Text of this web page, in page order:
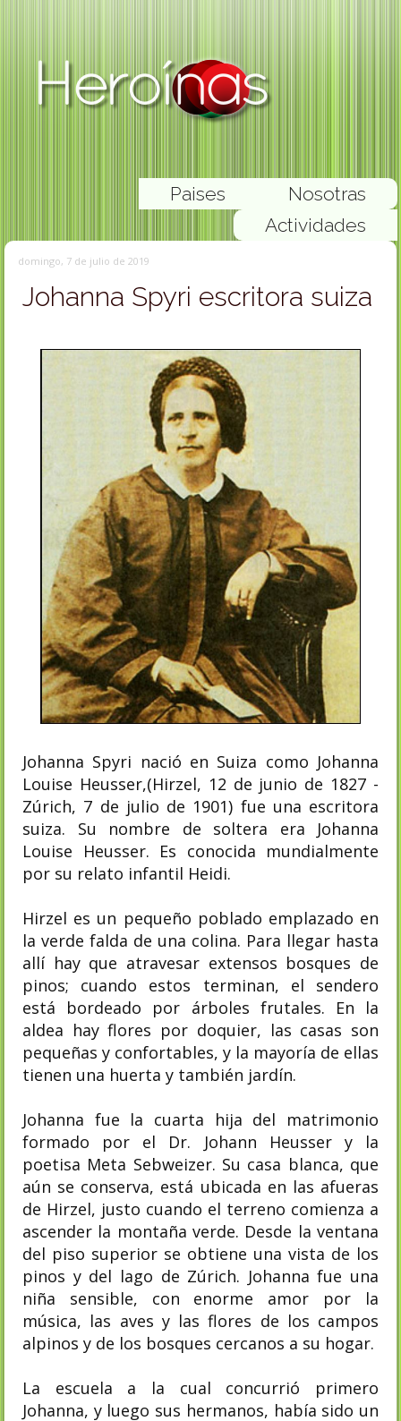
Nosotras
Paises
Actividades
domingo, 7 de julio de 2019
Johanna Spyri escritora suiza
Johanna Spyri nació en Suiza como Johanna
Louise Heusser,(Hirzel, 12 de junio de 1827 -
Zúrich, 7 de julio de 1901) fue una escritora
suiza. Su nombre de soltera era Johanna
Louise Heusser. Es conocida mundialmente
por su relato infantil Heidi.
Hirzel es un pequeño poblado emplazado en
la verde falda de una colina. Para llegar hasta
allí hay que atravesar extensos bosques de
pinos; cuando estos terminan, el sendero
está bordeado por árboles frutales. En la
aldea hay flores por doquier, las casas son
pequeñas y confortables, y la mayoría de ellas
tienen una huerta y también jardín.
Johanna fue la cuarta hija del matrimonio
formado por el Dr. Johann Heusser y la
poetisa Meta Sebweizer. Su casa blanca, que
aún se conserva, está ubicada en las afueras
de Hirzel, justo cuando el terreno comienza a
ascender la montaña verde. Desde la ventana
del piso superior se obtiene una vista de los
pinos y del lago de Zúrich. Johanna fue una
niña sensible, con enorme amor por la
música, las aves y las flores de los campos
alpinos y de los bosques cercanos a su hogar.
La escuela a la cual concurrió primero
Johanna, y luego sus hermanos, había sido un